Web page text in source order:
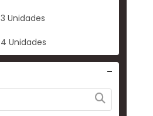
3 Unidades
4 Unidades